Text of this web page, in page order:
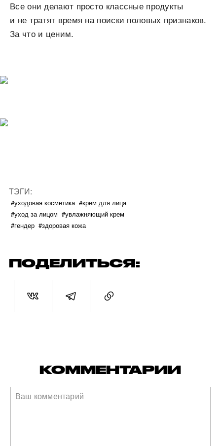
Все они делают просто классные продукты
и не тратят время на поиски половых признаков.
За что и ценим.
ТЭГИ:
#уходовая косметика #крем для лица
#уход за лицом #увлажняющий крем
#гендер #здоровая кожа
ПОДЕЛИТЬСЯ:
КОММЕНТАРИИ